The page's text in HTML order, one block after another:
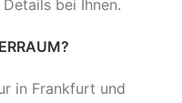
bei Ihnen.
in Frankfurt und